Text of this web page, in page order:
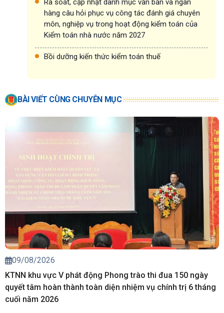
Rà soát, cập nhật danh mục văn bản và ngân
hàng câu hỏi phục vụ công tác đánh giá chuyên
môn, nghiệp vụ trong hoạt động kiểm toán của
Kiểm toán nhà nước năm 2027
Bồi dưỡng kiến thức kiểm toán thuế
BÀI VIẾT CÙNG CHUYÊN MỤC
09/08/2026
KTNN khu vực V phát động Phong trào thi đua 150 ngày
quyết tâm hoàn thành toàn diện nhiệm vụ chính trị 6 tháng
cuối năm 2026